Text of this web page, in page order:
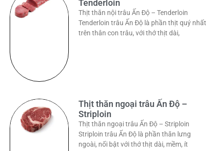
Tenderloin
Thịt thăn nội trâu Ấn Độ – Tenderloin
Tenderloin trâu Ấn Độ là phần thịt quý nhất
trên thân con trâu, với thớ thịt dài,
Thịt thăn ngoại trâu Ấn Độ –
Striploin
Thịt thăn ngoại trâu Ấn Độ – Striploin
Striploin trâu Ấn Độ là phần thăn lưng
ngoài, nổi bật với thớ thịt dài, mềm, ít